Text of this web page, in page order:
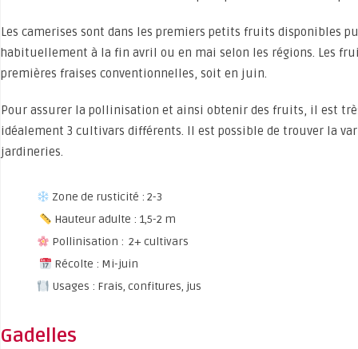
Les camerises sont dans les premiers petits fruits disponibles
habituellement à la fin avril ou en mai selon les régions. Les
premières fraises conventionnelles, soit en juin.
Pour assurer la pollinisation et ainsi obtenir des fruits, il est
idéalement 3 cultivars différents. Il est possible de trouver la
jardineries.
Zone de rusticité : 2-3
Hauteur adulte : 1,5-2 m
Pollinisation : 2+ cultivars
Récolte : Mi-juin
Usages : Frais, confitures, jus
Gadelles